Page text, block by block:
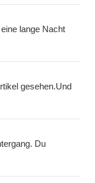
lange Nacht
gesehen.Und
Du